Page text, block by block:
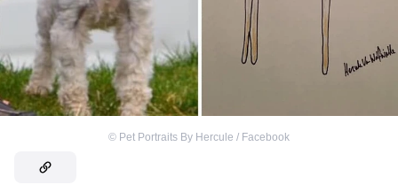
© Pet Portraits By Hercule / Facebook